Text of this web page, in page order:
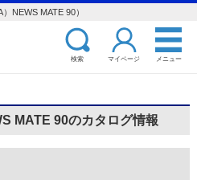
NEWS MATE 90）
検索 マイページ メニュー
MATE 90のカタログ情報